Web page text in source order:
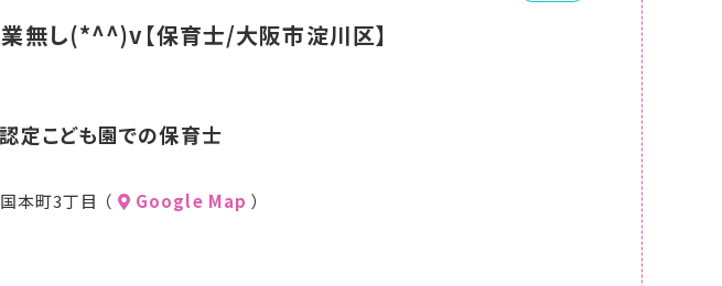
し(*^^)v【保育士/大阪市淀川区】
定こども園での保育士
本町3丁目 （ Google Map ）